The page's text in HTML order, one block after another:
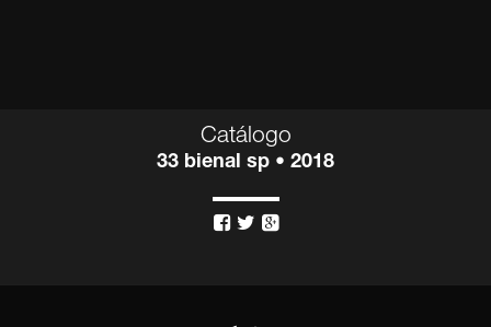
Catálogo
33 bienal sp • 2018
  